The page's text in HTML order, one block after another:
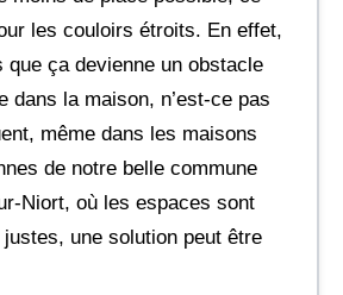
les couloirs étroits. En effet,
que ça devienne un obstacle
dans la maison, n’est-ce pas
même dans les maisons
de notre belle commune
Niort, où les espaces sont
une solution peut être